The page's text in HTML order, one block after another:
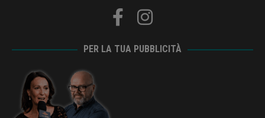
PER LA TUA PUBBLICITÀ